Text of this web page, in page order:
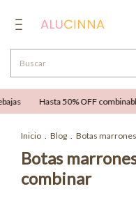
Hasta 50% OFF
Inicio . Blog . Botas
Botas
combinar